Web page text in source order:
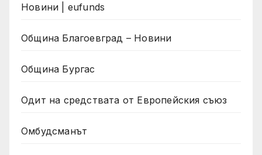
Новини | eufunds
Община Благоевград – Новини
Община Бургас
Одит на средствата от Европейския съюз
Омбудсманът